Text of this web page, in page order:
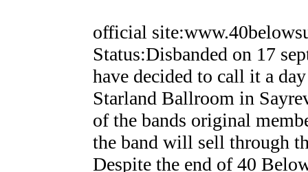
official
Status:Disbanded on 17
have decided to call it a
Starland Ballroom in
of the bands original
the band will sell through
Despite the end of 40